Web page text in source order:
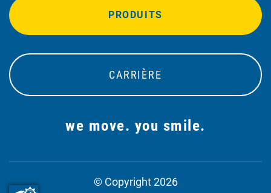
PRODUITS
CARRIÈRE
we move. you smile.
© Copyright 2026